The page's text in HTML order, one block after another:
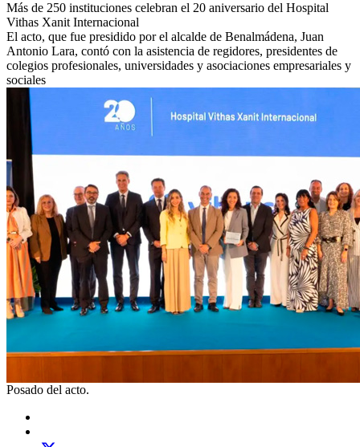
Más de 250 instituciones celebran el 20 aniversario del Hospital
Vithas Xanit Internacional
El acto, que fue presidido por el alcalde de Benalmádena, Juan
Antonio Lara, contó con la asistencia de regidores, presidentes de
colegios profesionales, universidades y asociaciones empresariales y
sociales
Posado del acto.